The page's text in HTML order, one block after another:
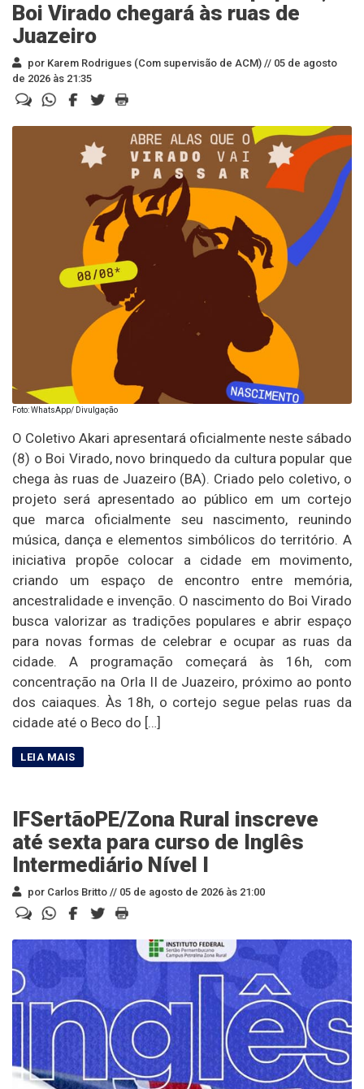
Boi Virado chegará às ruas de
Juazeiro
por Karem Rodrigues (Com supervisão de ACM) // 05 de agosto
de 2026 às 21:35
Foto: WhatsApp/ Divulgação
O Coletivo Akari apresentará oficialmente neste sábado
(8) o Boi Virado, novo brinquedo da cultura popular que
chega às ruas de Juazeiro (BA). Criado pelo coletivo, o
projeto será apresentado ao público em um cortejo
que marca oficialmente seu nascimento, reunindo
música, dança e elementos simbólicos do território. A
iniciativa propõe colocar a cidade em movimento,
criando um espaço de encontro entre memória,
ancestralidade e invenção. O nascimento do Boi Virado
busca valorizar as tradições populares e abrir espaço
para novas formas de celebrar e ocupar as ruas da
cidade. A programação começará às 16h, com
concentração na Orla II de Juazeiro, próximo ao ponto
dos caiaques. Às 18h, o cortejo segue pelas ruas da
cidade até o Beco do […]
IFSertãoPE/Zona Rural inscreve
até sexta para curso de Inglês
Intermediário Nível I
por Carlos Britto // 05 de agosto de 2026 às 21:00